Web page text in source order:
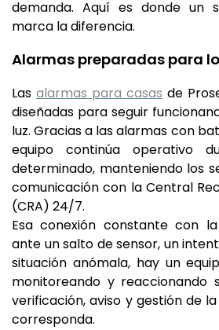
demanda. Aquí es donde un
marca la diferencia.
Alarmas preparadas para
Las alarmas para casas de
diseñadas para seguir
luz. Gracias a las alarmas con
equipo continúa operativo
determinado, manteniendo los
comunicación con la Central
(CRA) 24/7.
Esa conexión constante con
ante un salto de sensor, un
situación anómala, hay un
monitoreando y reaccionando
verificación, aviso y gestión de
corresponda.